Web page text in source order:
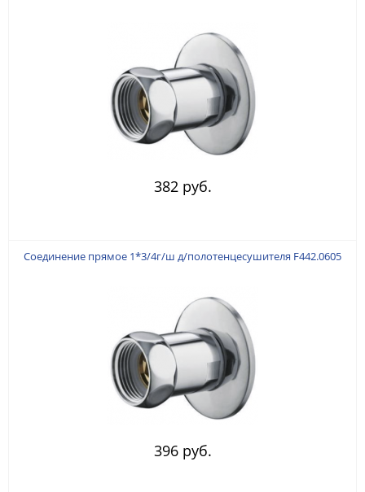
382 руб.
Соединение прямое 1*3/4г/ш д/полотенцесушителя F442.0605
396 руб.